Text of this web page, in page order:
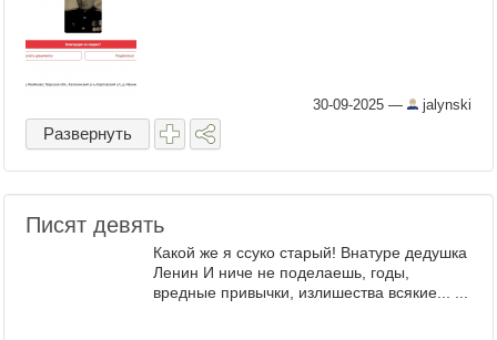
30-09-2025 — jalynski
Развернуть
Писят девять
Какой же я ссуко старый! Внатуре дедушка
Ленин И ниче не поделаешь, годы,
вредные привычки, излишества всякие... ...